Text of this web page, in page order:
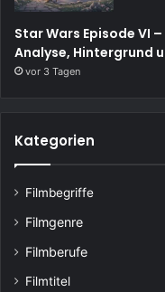
Star Wars Episode VI
Analyse, Hintergrund
vor 3 Tagen
Kategorien
Filmbegriffe
Filmgenre
Filmberufe
Filmtitel